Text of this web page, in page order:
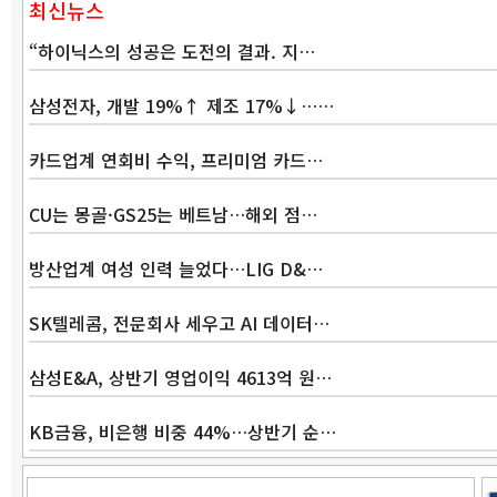
최신뉴스
“하이닉스의 성공은 도전의 결과. 지…
삼성전자, 개발 19%↑ 제조 17%↓……
카드업계 연회비 수익, 프리미엄 카드…
CU는 몽골·GS25는 베트남…해외 점…
방산업계 여성 인력 늘었다…LIG D&…
SK텔레콤, 전문회사 세우고 AI 데이터…
삼성E&A, 상반기 영업이익 4613억 원…
KB금융, 비은행 비중 44%…상반기 순…